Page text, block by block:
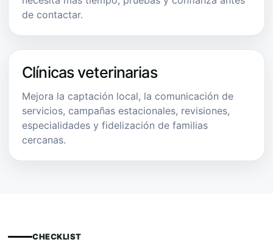
de contactar.
Clínicas veterinarias
Mejora la captación local, la comunicación de
servicios, campañas estacionales, revisiones,
especialidades y fidelización de familias
cercanas.
CHECKLIST